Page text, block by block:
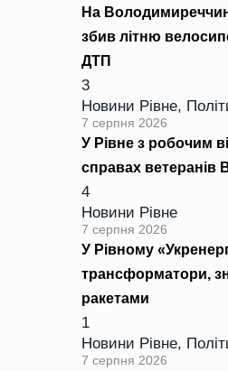
На
збив літню
ДТП
3
Новини Рівне,
7 серпня 2026
У Рівне з робочим
справах ветеранів
4
Новини Рівне
7 серпня 2026
У Рівному
трансформатори,
ракетами
1
Новини Рівне,
7 серпня 2026